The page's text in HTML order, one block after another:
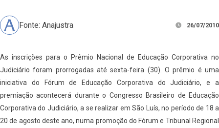
Fonte: Anajustra 26/07/2010
As inscrições para o Prêmio Nacional de Educação Corporativa no
Judiciário foram prorrogadas até sexta-feira (30). O prêmio é uma
iniciativa do Fórum de Educação Corporativa do Judiciário, e a
premiação acontecerá durante o Congresso Brasileiro de Educação
Corporativa do Judiciário, a se realizar em São Luís, no período de 18 a
20 de agosto deste ano, numa promoção do Fórum e Tribunal Regional